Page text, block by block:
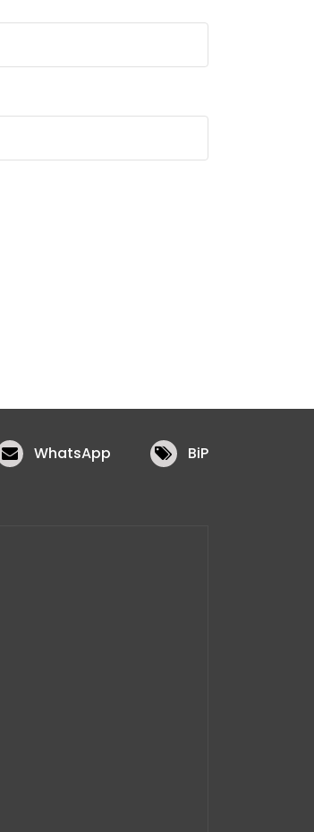
WhatsApp BiP